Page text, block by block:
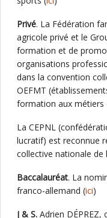
Privé. La Fédération
agricole privé et le
formation et de
organisations
dans la convention
OEFMT
formation aux métiers
La CEPNL
lucratif) est reconnue
collective nationale
Baccalauréat. La
franco-allemand (ici)
J & S. Adrien